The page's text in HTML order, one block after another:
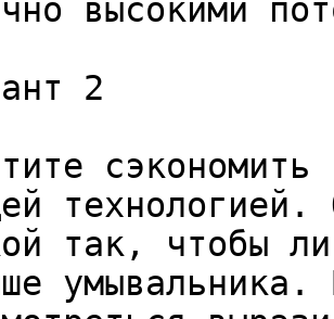
высокими
2
так, чтобы